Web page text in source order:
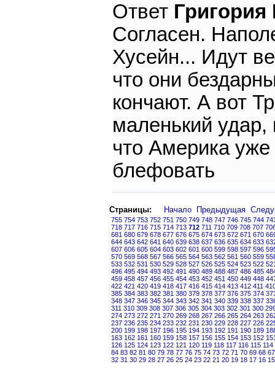
Ответ
Согласен.
Хусейн... Идут
что они
кончают. А вот
маленький
что Америка уже
блефовать
Страницы: Начало Предыдущая
755 754 753 752 751 750 749 748 747 746 745 744
718 717 716 715 714 713 712 711 710 709 708 707
681 680 679 678 677 676 675 674 673 672 671 670
644 643 642 641 640 639 638 637 636 635 634 633
607 606 605 604 603 602 601 600 599 598 597 596
570 569 568 567 566 565 564 563 562 561 560 559
533 532 531 530 529 528 527 526 525 524 523 522
496 495 494 493 492 491 490 489 488 487 486 485
459 458 457 456 455 454 453 452 451 450 449 448
422 421 420 419 418 417 416 415 414 413 412 411
385 384 383 382 381 380 379 378 377 376 375 374
348 347 346 345 344 343 342 341 340 339 338 337
311 310 309 308 307 306 305 304 303 302 301 300
274 273 272 271 270 269 268 267 266 265 264 263
237 236 235 234 233 232 231 230 229 228 227 226
200 199 198 197 196 195 194 193 192 191 190 189
163 162 161 160 159 158 157 156 155 154 153 152
126 125 124 123 122 121 120 119 118 117 116 115 114
84 83 82 81 80 79 78 77 76 75 74 73 72 71 70 69 68 67
32 31 30 29 28 27 26 25 24 23 22 21 20 19 18 17 16 15